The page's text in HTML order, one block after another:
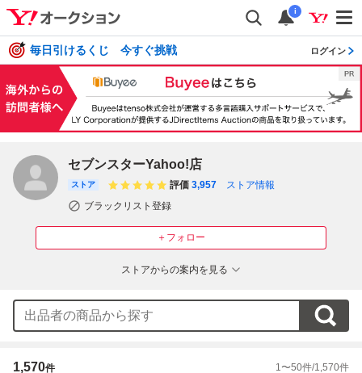
i
毎日引けるくじ 今すぐ挑戦 ログイン
セブンスターYahoo!店
＋フォロー
ストア 評価 3,957
ストア情報
ブラックリスト登録
ストアからの案内を見る
1,570件 1 〜50件/1,570件